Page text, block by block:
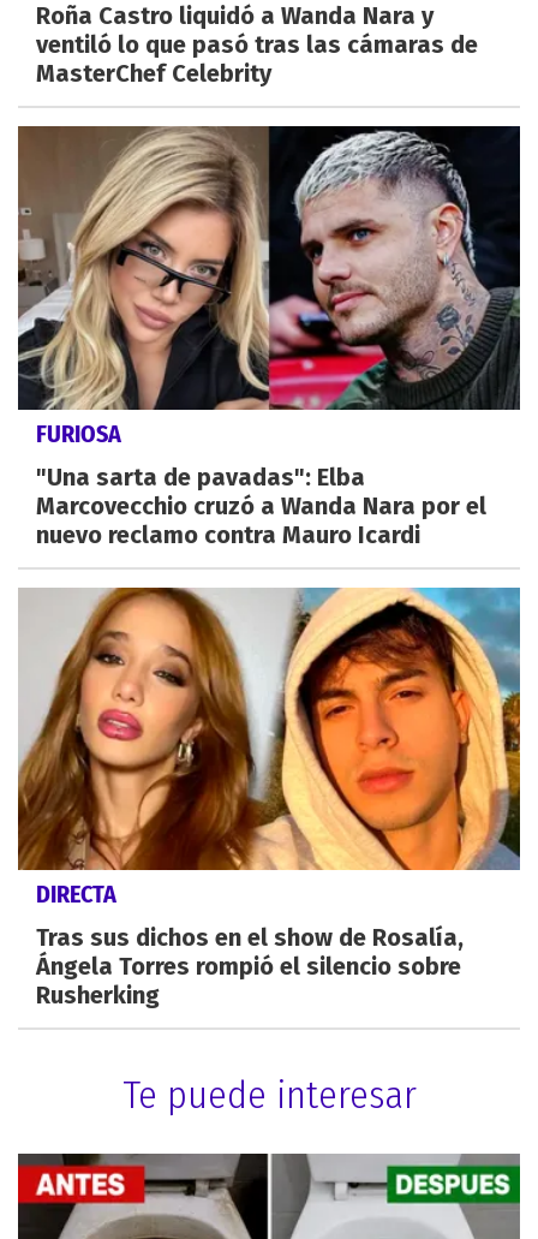
Roña Castro liquidó a Wanda Nara y
ventiló lo que pasó tras las cámaras de
MasterChef Celebrity
FURIOSA
"Una sarta de pavadas": Elba
Marcovecchio cruzó a Wanda Nara por el
nuevo reclamo contra Mauro Icardi
DIRECTA
Tras sus dichos en el show de Rosalía,
Ángela Torres rompió el silencio sobre
Rusherking
Te puede interesar